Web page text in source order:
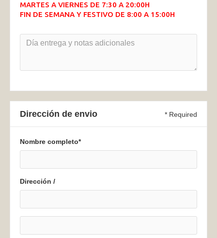
MARTES A VIERNES DE 7:30 A 20:00H
FIN DE SEMANA Y FESTIVO DE 8:00 A 15:00H
Dirección de envio * Required
Nombre completo*
Dirección /